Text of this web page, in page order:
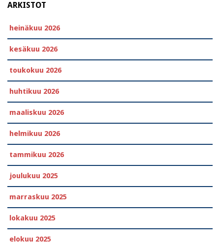
ARKISTOT
heinäkuu 2026
kesäkuu 2026
toukokuu 2026
huhtikuu 2026
maaliskuu 2026
helmikuu 2026
tammikuu 2026
joulukuu 2025
marraskuu 2025
lokakuu 2025
elokuu 2025